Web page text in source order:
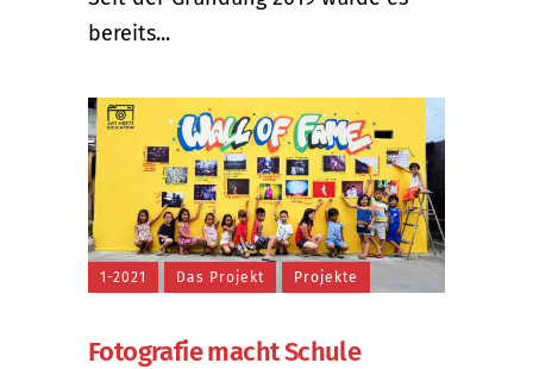
bereits...
1-2021 Das Projekt Projekte
Fotografie macht Schule